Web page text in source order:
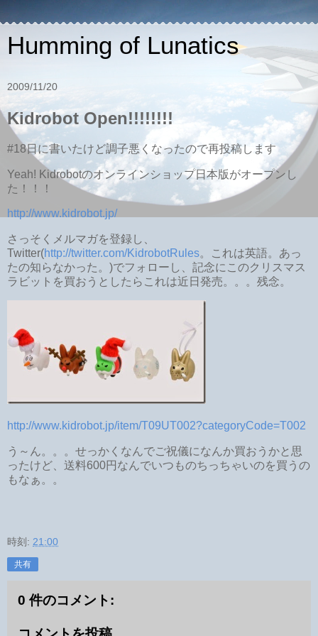
Humming of Lunatics
2009/11/20
Kidrobot Open!!!!!!!!
#18日に書いたけど調子悪くなったので再投稿します
Yeah! Kidrobotのオンラインショップ日本版がオープンし
た！！！
http://www.kidrobot.jp/
さっそくメルマガを登録し、
Twitter(http://twitter.com/KidrobotRules。これは英語。あっ
たの知らなかった。)でフォローし、記念にこのクリスマス
ラビットを買おうとしたらこれは近日発売。。。残念。
http://www.kidrobot.jp/item/T09UT002?categoryCode=T002
う～ん。。。せっかくなんでご祝儀になんか買おうかと思
ったけど、送料600円なんでいつものちっちゃいのを買うの
もなぁ。。
時刻: 21:00
共有
0 件のコメント: